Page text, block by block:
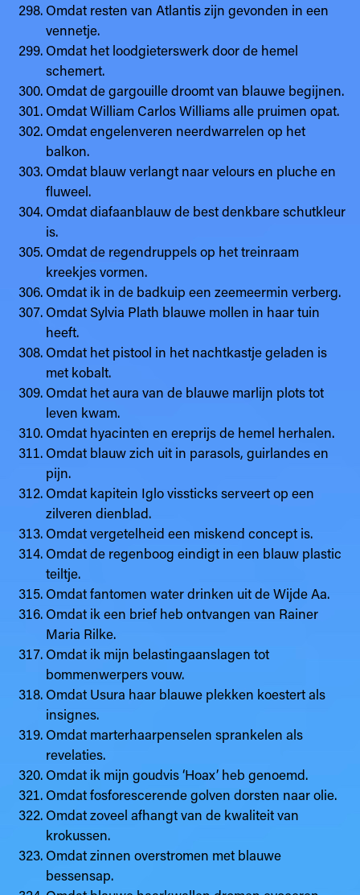
Omdat resten van Atlantis zijn gevonden in een
vennetje.
Omdat het loodgieterswerk door de hemel
schemert.
Omdat de gargouille droomt van blauwe begijnen.
Omdat William Carlos Williams alle pruimen opat.
Omdat engelenveren neerdwarrelen op het
balkon.
Omdat blauw verlangt naar velours en pluche en
fluweel.
Omdat diafaanblauw de best denkbare schutkleur
is.
Omdat de regendruppels op het treinraam
kreekjes vormen.
Omdat ik in de badkuip een zeemeermin verberg.
Omdat Sylvia Plath blauwe mollen in haar tuin
heeft.
Omdat het pistool in het nachtkastje geladen is
met kobalt.
Omdat het aura van de blauwe marlijn plots tot
leven kwam.
Omdat hyacinten en ereprijs de hemel herhalen.
Omdat blauw zich uit in parasols, guirlandes en
pijn.
Omdat kapitein Iglo vissticks serveert op een
zilveren dienblad.
Omdat vergetelheid een miskend concept is.
Omdat de regenboog eindigt in een blauw plastic
teiltje.
Omdat fantomen water drinken uit de Wijde Aa.
Omdat ik een brief heb ontvangen van Rainer
Maria Rilke.
Omdat ik mijn belastingaanslagen tot
bommenwerpers vouw.
Omdat Usura haar blauwe plekken koestert als
insignes.
Omdat marterhaarpenselen sprankelen als
revelaties.
Omdat ik mijn goudvis ‘Hoax’ heb genoemd.
Omdat fosforescerende golven dorsten naar olie.
Omdat zoveel afhangt van de kwaliteit van
krokussen.
Omdat zinnen overstromen met blauwe
bessensap.